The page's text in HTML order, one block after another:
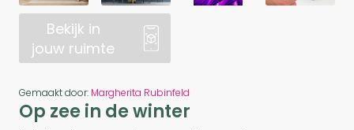
Bekijk in
jouw ruimte
Gemaakt door: Margherita Rubinfeld
Op zee in de winter